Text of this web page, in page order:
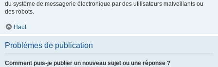
du système de messagerie électronique par des utilisateurs malveillants ou
des robots.
Haut
Problèmes de publication
Comment puis-je publier un nouveau sujet ou une réponse ?